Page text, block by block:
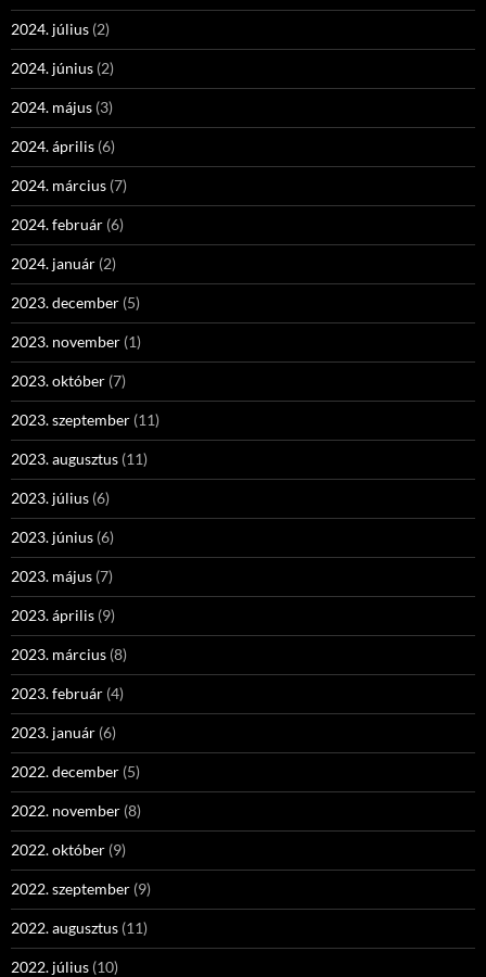
2024. július (2)
2024. június (2)
2024. május (3)
2024. április (6)
2024. március (7)
2024. február (6)
2024. január (2)
2023. december (5)
2023. november (1)
2023. október (7)
2023. szeptember (11)
2023. augusztus (11)
2023. július (6)
2023. június (6)
2023. május (7)
2023. április (9)
2023. március (8)
2023. február (4)
2023. január (6)
2022. december (5)
2022. november (8)
2022. október (9)
2022. szeptember (9)
2022. augusztus (11)
2022. július (10)